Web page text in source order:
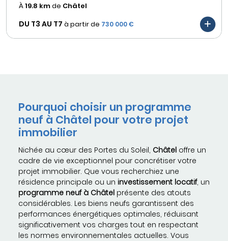
À19.8 kmde Châtel
DU T3 AU T7 à partir de 730 000 €
Pourquoi choisir un programme
neuf à Châtel pour votre projet
immobilier
Nichée au cœur des Portes du Soleil, Châtel offre un
cadre de vie exceptionnel pour concrétiser votre
projet immobilier. Que vous recherchiez une
résidence principale ou un investissement locatif, un
programme neuf à Châtel présente des atouts
considérables. Les biens neufs garantissent des
performances énergétiques optimales, réduisant
significativement vos charges tout en respectant
les normes environnementales actuelles. Vous